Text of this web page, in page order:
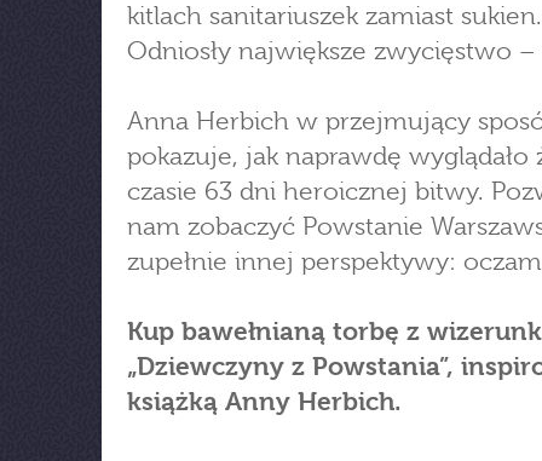
kitlach sanitariuszek zamiast sukien.
Odniosły największe zwycięstwo –
Anna Herbich w przejmujący
pokazuje, jak naprawdę wyglądało
czasie 63 dni heroicznej bitwy.
nam zobaczyć Powstanie
zupełnie innej perspektywy:
Kup bawełnianą torbę z
„Dziewczyny z Powstania”,
książką Anny Herbich.